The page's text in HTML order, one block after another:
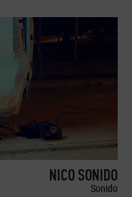
NICO SONIDO
Sonido